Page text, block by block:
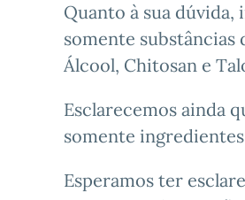
Quanto à sua
somente substâncias
Álcool, Chitosan e
Esclarecemos ainda
somente
Esperamos ter